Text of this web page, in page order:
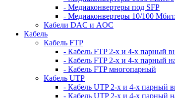
- Медиаконвертеры под SFP
- Медиаконвертеры 10/100
Кабели DAC и AOC
Кабель
Кабель FTP
- Кабель FTP 2-х и 4-х парный
- Кабель FTP 2-х и 4-х парный
- Кабель FTP многопарный
Кабель UTP
- Кабель UTP 2-х и 4-х парный
- Кабель UTP 2-х и 4-х парный